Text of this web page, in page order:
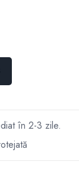
în 2-3 zile.